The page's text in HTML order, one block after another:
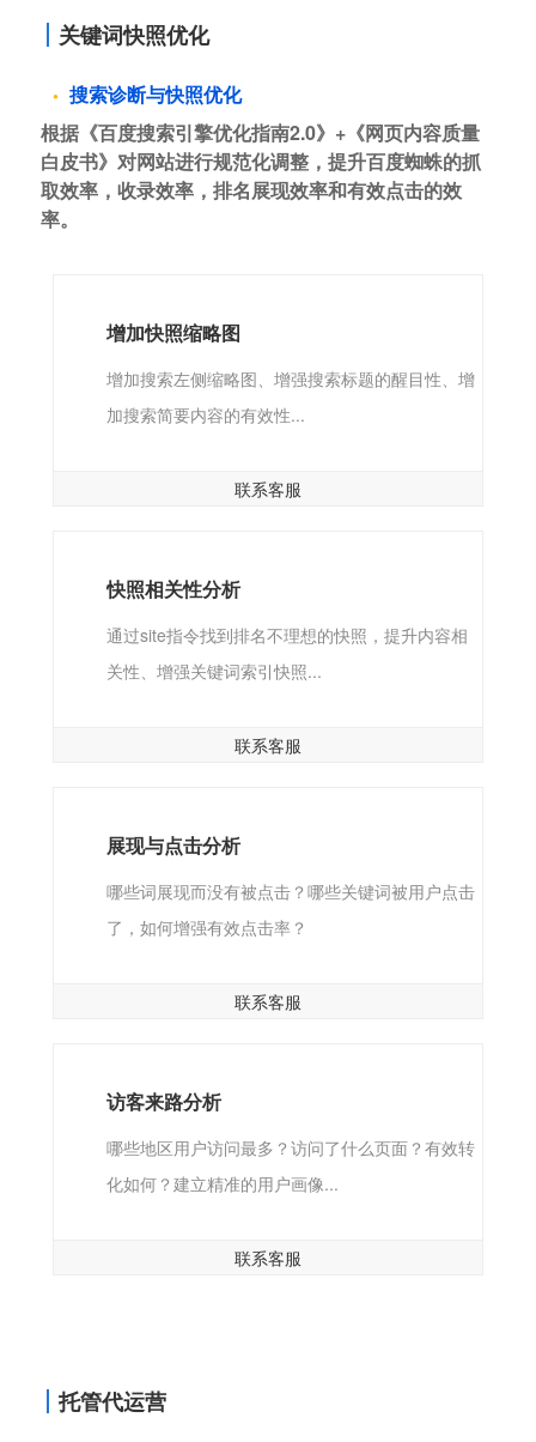
关键词快照优化
搜索诊断与快照优化
根据《百度搜索引擎优化指南2.0》+《网页内容质量
白皮书》对网站进行规范化调整，提升百度蜘蛛的抓
取效率，收录效率，排名展现效率和有效点击的效
率。
增加快照缩略图
增加搜索左侧缩略图、增强搜索标题的醒目性、增
加搜索简要内容的有效性...
联系客服
快照相关性分析
通过site指令找到排名不理想的快照，提升内容相
关性、增强关键词索引快照...
联系客服
展现与点击分析
哪些词展现而没有被点击？哪些关键词被用户点击
了，如何增强有效点击率？
联系客服
访客来路分析
哪些地区用户访问最多？访问了什么页面？有效转
化如何？建立精准的用户画像...
联系客服
托管代运营